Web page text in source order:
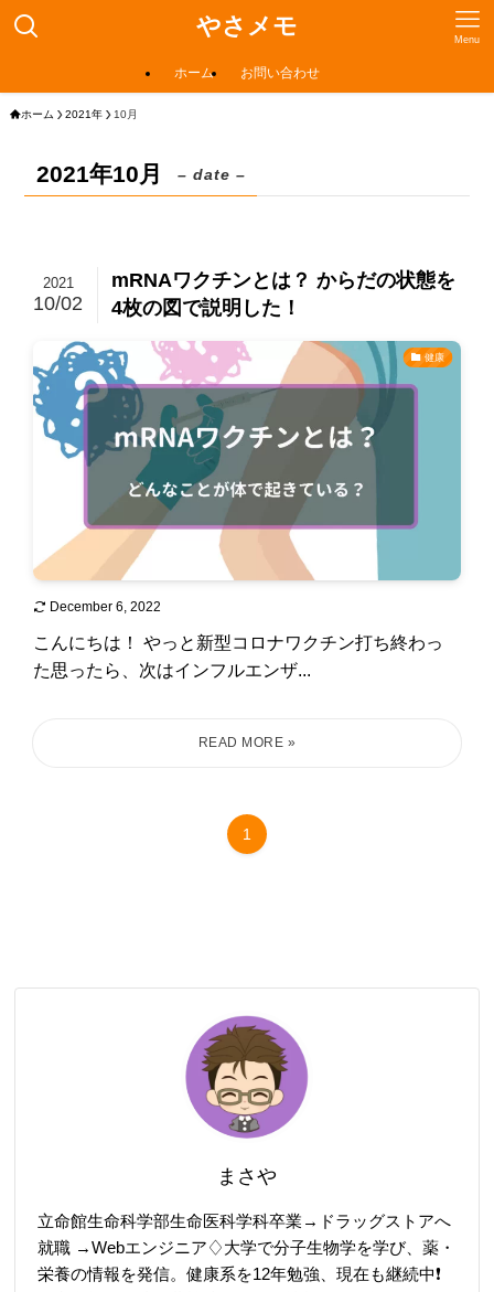
やさメモ Menu
ホーム お問い合わせ
ホーム 2021年 10月
2021年10月 – date –
mRNAワクチンとは？ からだの状態を
4枚の図で説明した！
2021
10/02
健康
December 6, 2022
こんにちは！ やっと新型コロナワクチン打ち終わっ
た思ったら、次はインフルエンザ...
1
まさや
立命館生命科学部生命医科学科卒業→ドラッグストアへ
就職 →Webエンジニア♢大学で分子生物学を学び、薬・
栄養の情報を発信。健康系を12年勉強、現在も継続中❗️